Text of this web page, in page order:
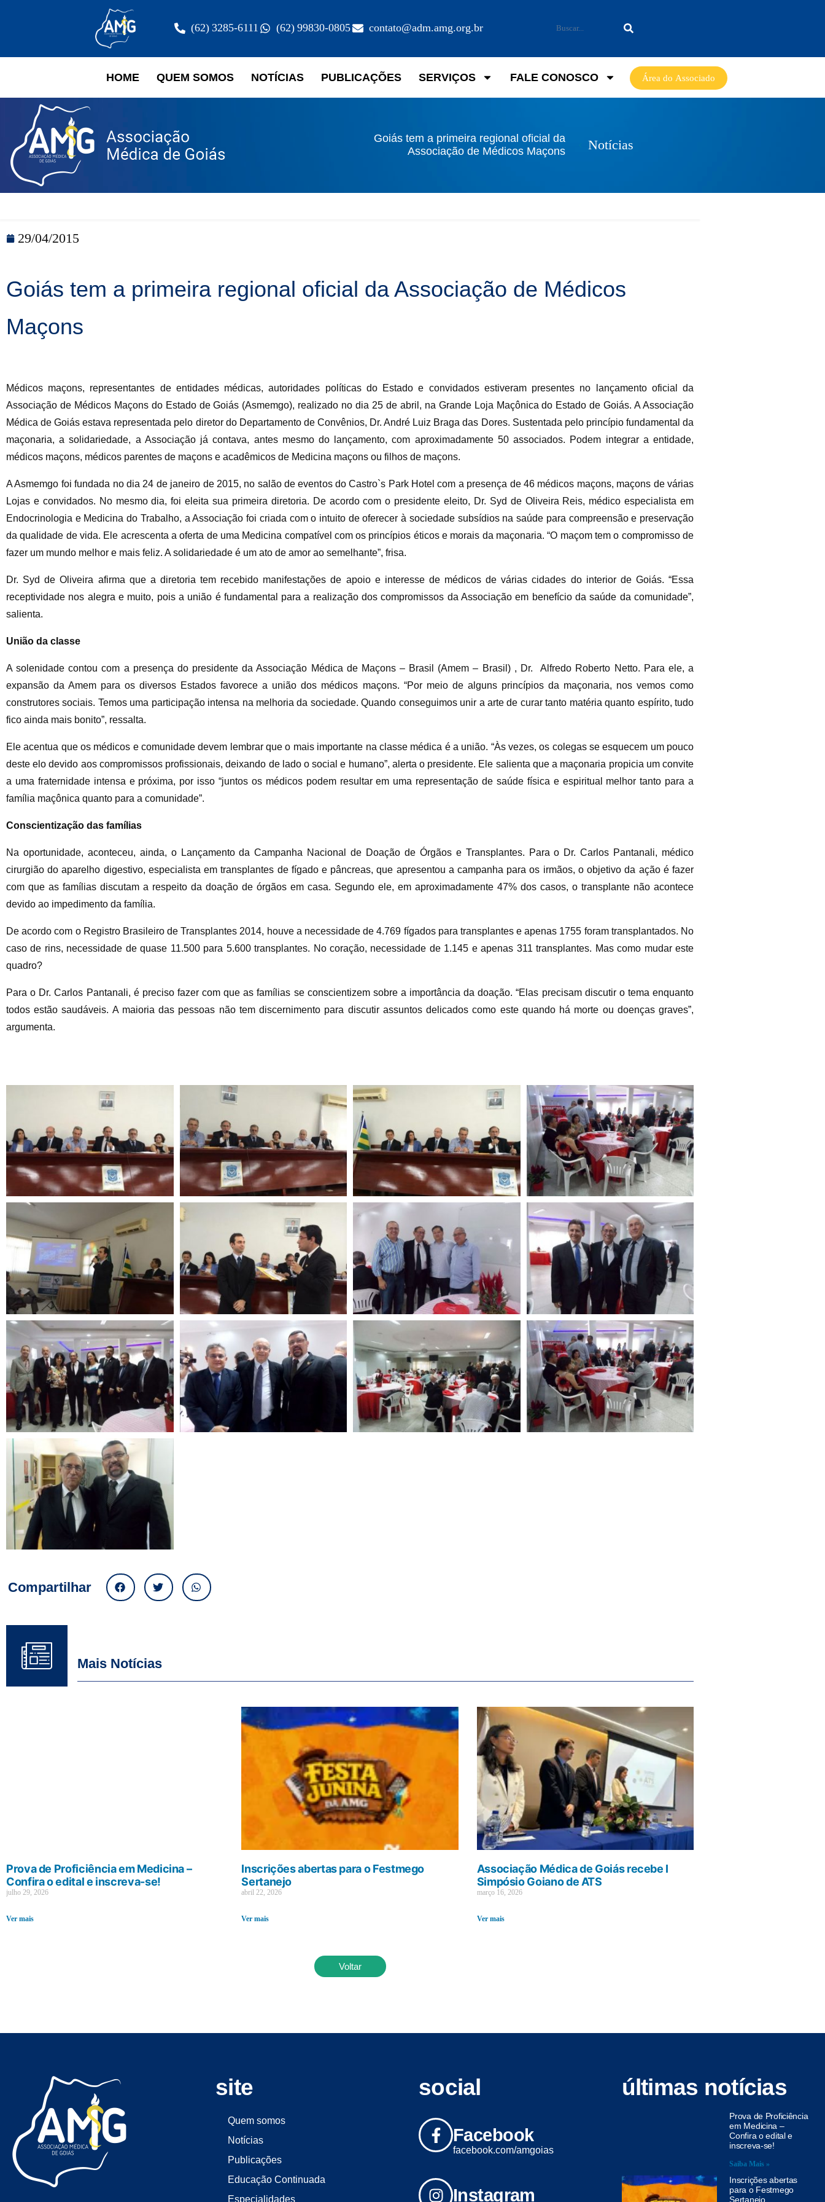
(62) 3285-6111 (62) 99830-0805 contato@adm.amg.org.br
HOME QUEM SOMOS NOTÍCIAS PUBLICAÇÕES SERVIÇOS FALE CONOSCO Área do Associado
Goiás tem a primeira regional oficial da
Associação de Médicos Maçons
Notícias
29/04/2015
Goiás tem a primeira regional oficial da Associação de Médicos
Maçons
Médicos maçons, representantes de entidades médicas, autoridades políticas do Estado e convidados estiveram presentes no lançamento oficial da
Associação de Médicos Maçons do Estado de Goiás (Asmemgo), realizado no dia 25 de abril, na Grande Loja Maçônica do Estado de Goiás. A Associação
Médica de Goiás estava representada pelo diretor do Departamento de Convênios, Dr. André Luiz Braga das Dores. Sustentada pelo princípio fundamental da
maçonaria, a solidariedade, a Associação já contava, antes mesmo do lançamento, com aproximadamente 50 associados. Podem integrar a entidade,
médicos maçons, médicos parentes de maçons e acadêmicos de Medicina maçons ou filhos de maçons.
A Asmemgo foi fundada no dia 24 de janeiro de 2015, no salão de eventos do Castro`s Park Hotel com a presença de 46 médicos maçons, maçons de várias
Lojas e convidados. No mesmo dia, foi eleita sua primeira diretoria. De acordo com o presidente eleito, Dr. Syd de Oliveira Reis, médico especialista em
Endocrinologia e Medicina do Trabalho, a Associação foi criada com o intuito de oferecer à sociedade subsídios na saúde para compreensão e preservação
da qualidade de vida. Ele acrescenta a oferta de uma Medicina compatível com os princípios éticos e morais da maçonaria. “O maçom tem o compromisso de
fazer um mundo melhor e mais feliz. A solidariedade é um ato de amor ao semelhante”, frisa.
Dr. Syd de Oliveira afirma que a diretoria tem recebido manifestações de apoio e interesse de médicos de várias cidades do interior de Goiás. “Essa
receptividade nos alegra e muito, pois a união é fundamental para a realização dos compromissos da Associação em benefício da saúde da comunidade”,
salienta.
União da classe
A solenidade contou com a presença do presidente da Associação Médica de Maçons – Brasil (Amem – Brasil) , Dr. Alfredo Roberto Netto. Para ele, a
expansão da Amem para os diversos Estados favorece a união dos médicos maçons. “Por meio de alguns princípios da maçonaria, nos vemos como
construtores sociais. Temos uma participação intensa na melhoria da sociedade. Quando conseguimos unir a arte de curar tanto matéria quanto espírito, tudo
fico ainda mais bonito”, ressalta.
Ele acentua que os médicos e comunidade devem lembrar que o mais importante na classe médica é a união. “Às vezes, os colegas se esquecem um pouco
deste elo devido aos compromissos profissionais, deixando de lado o social e humano”, alerta o presidente. Ele salienta que a maçonaria propicia um convite
a uma fraternidade intensa e próxima, por isso “juntos os médicos podem resultar em uma representação de saúde física e espiritual melhor tanto para a
família maçônica quanto para a comunidade”.
Conscientização das famílias
Na oportunidade, aconteceu, ainda, o Lançamento da Campanha Nacional de Doação de Órgãos e Transplantes. Para o Dr. Carlos Pantanali, médico
cirurgião do aparelho digestivo, especialista em transplantes de fígado e pâncreas, que apresentou a campanha para os irmãos, o objetivo da ação é fazer
com que as famílias discutam a respeito da doação de órgãos em casa. Segundo ele, em aproximadamente 47% dos casos, o transplante não acontece
devido ao impedimento da família.
De acordo com o Registro Brasileiro de Transplantes 2014, houve a necessidade de 4.769 fígados para transplantes e apenas 1755 foram transplantados. No
caso de rins, necessidade de quase 11.500 para 5.600 transplantes. No coração, necessidade de 1.145 e apenas 311 transplantes. Mas como mudar este
quadro?
Para o Dr. Carlos Pantanali, é preciso fazer com que as famílias se conscientizem sobre a importância da doação. “Elas precisam discutir o tema enquanto
todos estão saudáveis. A maioria das pessoas não tem discernimento para discutir assuntos delicados como este quando há morte ou doenças graves”,
argumenta.
Compartilhar
Mais Notícias
Prova de Proficiência em Medicina –
Confira o edital e inscreva-se!
julho 29, 2026
Ver mais
Inscrições abertas para o Festmego
Sertanejo
abril 22, 2026
Ver mais
Associação Médica de Goiás recebe I
Simpósio Goiano de ATS
março 16, 2026
Ver mais
Voltar
site
Quem somos
Notícias
Publicações
Educação Continuada
Especialidades
social
Facebook
facebook.com/amgoias
Instagram
últimas notícias
Prova de Proficiência
em Medicina –
Confira o edital e
inscreva-se!
Saiba Mais »
Inscrições abertas
para o Festmego
Sertanejo